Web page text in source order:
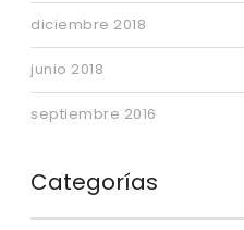
diciembre 2018
junio 2018
septiembre 2016
Categorías